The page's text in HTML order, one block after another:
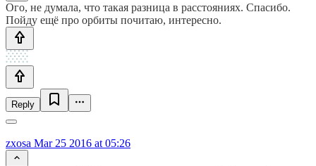
Ого, не думала, что такая разница в расстояниях. Спасибо.
Пойду ещё про орбиты почитаю, интересно.
Reply
zxosa Mar 25 2016 at 05:26